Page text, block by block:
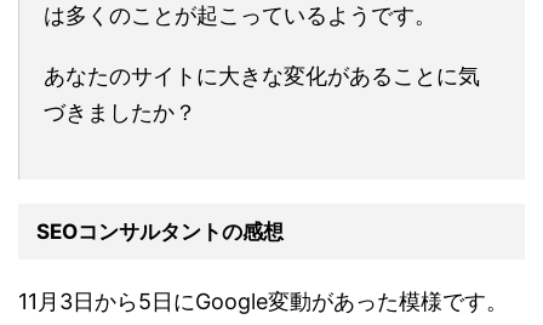
は多くのことが起こっているようです。
あなたのサイトに大きな変化があることに気
づきましたか？
SEOコンサルタントの感想
11月3日から5日にGoogle変動があった模様です。